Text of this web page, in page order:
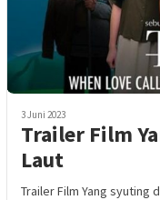
3 Juni 2023
Trailer Film
Laut
Trailer Film Yang syuting